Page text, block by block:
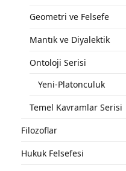
Geometri ve Felsefe
Mantık ve Diyalektik
Ontoloji Serisi
Yeni-Platonculuk
Temel Kavramlar Serisi
Filozoflar
Hukuk Felsefesi